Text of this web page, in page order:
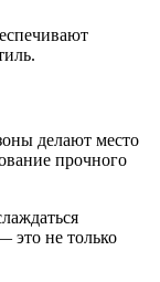
делают место
прочного
это не только